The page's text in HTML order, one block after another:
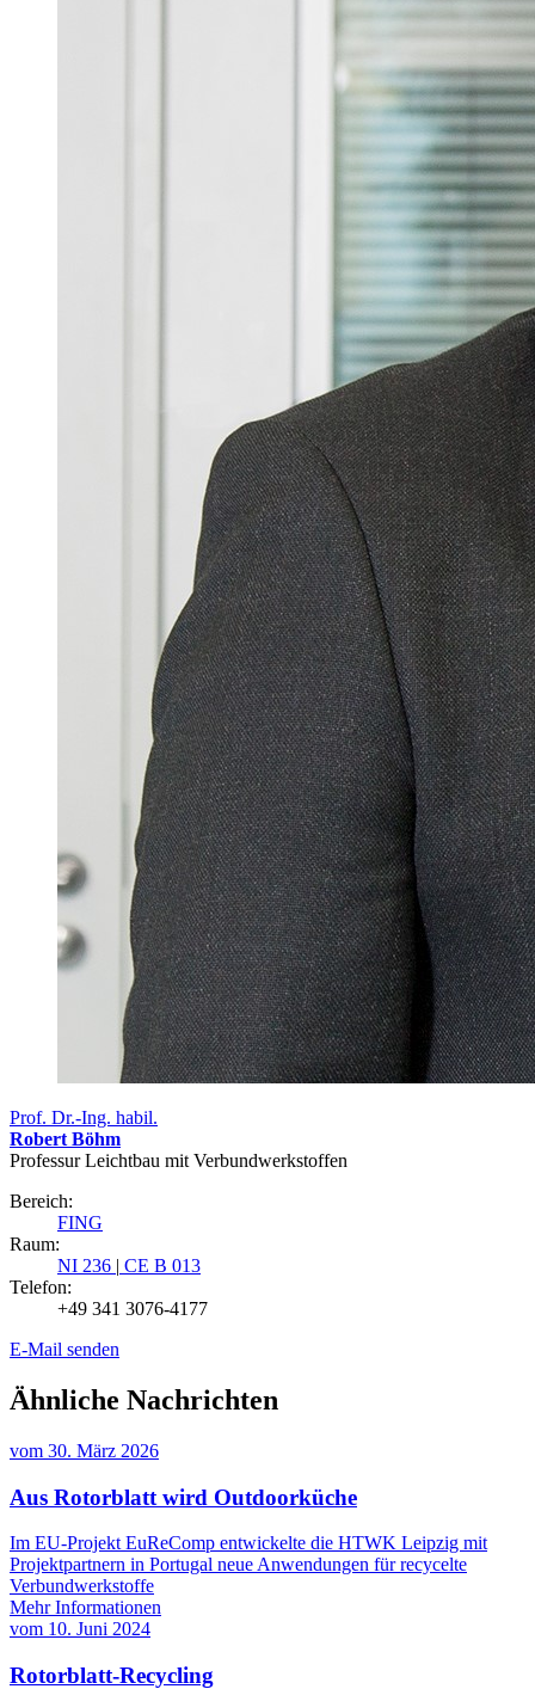
Prof. Dr.-Ing. habil.
Robert Böhm
Professur Leichtbau mit Verbundwerkstoffen
Bereich:
FING
Raum:
NI 236 | CE B 013
Telefon:
+49 341 3076-4177
E-Mail senden
Ähnliche Nachrichten
vom 30. März 2026
Aus Rotorblatt wird Outdoorküche
Im EU-Projekt EuReComp entwickelte die HTWK Leipzig mit
Projektpartnern in Portugal neue Anwendungen für recycelte
Verbundwerkstoffe
Mehr Informationen
vom 10. Juni 2024
Rotorblatt-Recycling